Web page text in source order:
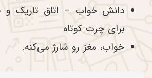
دانش خواب – اتاق تاریک
برای چرت کوتاه
خواب، مغز رو شارژ می‌کنه.